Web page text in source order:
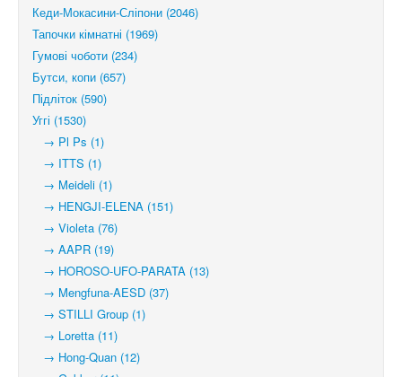
Кеди-Мокасини-Сліпони (2046)
Тапочки кімнатні (1969)
Гумові чоботи (234)
Бутси, копи (657)
Підліток (590)
Уггі (1530)
→ Pl Ps (1)
→ ITTS (1)
→ Meideli (1)
→ HENGJI-ELENA (151)
→ Violeta (76)
→ AAPR (19)
→ HOROSO-UFO-PARATA (13)
→ Mengfuna-AESD (37)
→ STILLI Group (1)
→ Loretta (11)
→ Hong-Quan (12)